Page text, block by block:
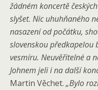
žádném koncertě
slyšet. Nic uhuhňaného
nasazení od počátku,
slovenskou předkapelou
vesmíru. Neuvěřitelné a
Johnem jeli i na další
Martin Věchet. „Bylo